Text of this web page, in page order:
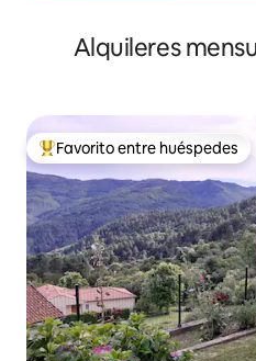
Alquileres
Favorito entre huéspedes
Favorito entre huéspedes